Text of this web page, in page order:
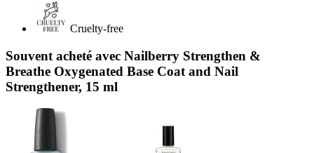
Cruelty-free
Souvent acheté avec Nailberry Strengthen &
Breathe Oxygenated Base Coat and Nail
Strengthener, 15 ml